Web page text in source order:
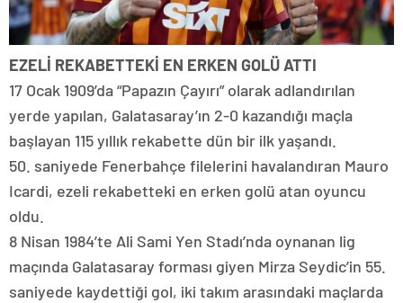
EZELİ REKABETTEKİ EN ERKEN GOLÜ ATTI
17 Ocak 1909’da “Papazın Çayırı” olarak adlandırılan
yerde yapılan, Galatasaray’ın 2-0 kazandığı maçla
başlayan 115 yıllık rekabette dün bir ilk yaşandı.
50. saniyede Fenerbahçe filelerini havalandıran Mauro
Icardi, ezeli rekabetteki en erken golü atan oyuncu
oldu.
8 Nisan 1984’te Ali Sami Yen Stadı’nda oynanan lig
maçında Galatasaray forması giyen Mirza Seydic’in 55.
saniyede kaydettiği gol, iki takım arasındaki maçlarda